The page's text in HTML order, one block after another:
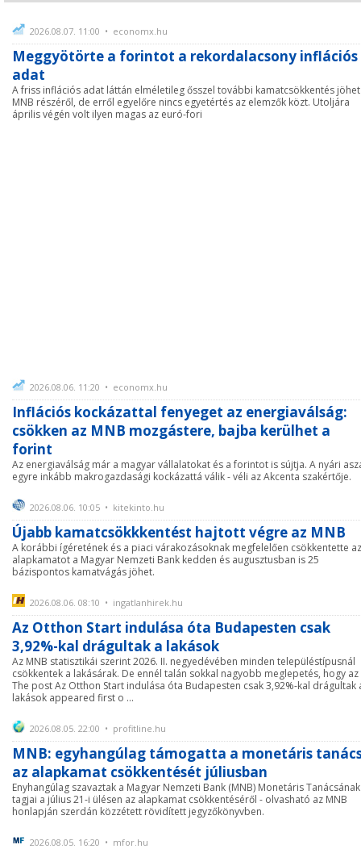
2026.08.07. 11:00 • economx.hu
Meggyötörte a forintot a rekordalacsony inflációs
adat
A friss inflációs adat láttán elméletileg ősszel további kamatcsökkentés
MNB részéről, de erről egyelőre nincs egyetértés az elemzők közt. Utoljára
április végén volt ilyen magas az euró-fori
2026.08.06. 11:20 • economx.hu
Inflációs kockázattal fenyeget az energiaválság:
csökken az MNB mozgástere, bajba kerülhet a
forint
Az energiaválság már a magyar vállalatokat és a forintot is sújtja. A nyári
egyre inkább makrogazdasági kockázattá válik - véli az Akcenta szakértője.
2026.08.06. 10:05 • kitekinto.hu
Újabb kamatcsökkkentést hajtott végre az MNB
A korábbi ígéretének és a piaci várakozásoknak megfelelően csökkentette az
alapkamatot a Magyar Nemzeti Bank kedden és augusztusban is 25
bázispontos kamatvágás jöhet.
2026.08.06. 08:10 • ingatlanhirek.hu
Az Otthon Start indulása óta Budapesten csak
3,92%-kal drágultak a lakások
Az MNB statisztikái szerint 2026. II. negyedévében minden településtípusnál
csökkentek a lakásárak. De ennél talán sokkal nagyobb meglepetés, hogy az
The post Az Otthon Start indulása óta Budapesten csak 3,92%-kal drágultak
lakások appeared first o ...
2026.08.05. 22:00 • profitline.hu
MNB: egyhangúlag támogatta a monetáris
az alapkamat csökkentését júliusban
Enyhangúlag szavaztak a Magyar Nemzeti Bank (MNB) Monetáris Tanácsának
tagjai a július 21-i ülésen az alapkamat csökkentéséről - olvasható az MNB
honlapján szerdán közzétett rövidített jegyzőkönyvben.
2026.08.05. 16:20 • mfor.hu